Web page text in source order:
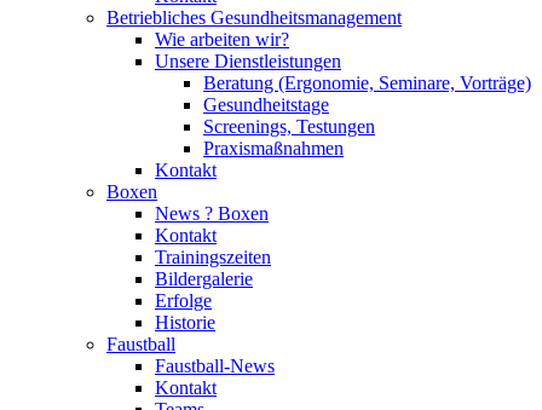
Betriebliches Gesundheits­management
Wie arbeiten wir?
Unsere Dienstleistungen
Beratung (Ergonomie, Seminare, Vorträge)
Gesundheitstage
Screenings, Testungen
Praxismaßnahmen
Kontakt
Boxen
News ? Boxen
Kontakt
Trainingszeiten
Bildergalerie
Erfolge
Historie
Faustball
Faustball-News
Kontakt